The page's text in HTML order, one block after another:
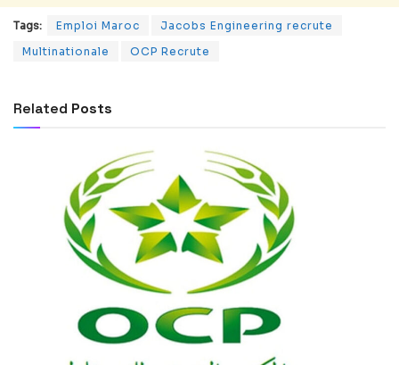
Tags: Emploi Maroc
Jacobs Engineering recrute
Multinationale
OCP Recrute
Related Posts